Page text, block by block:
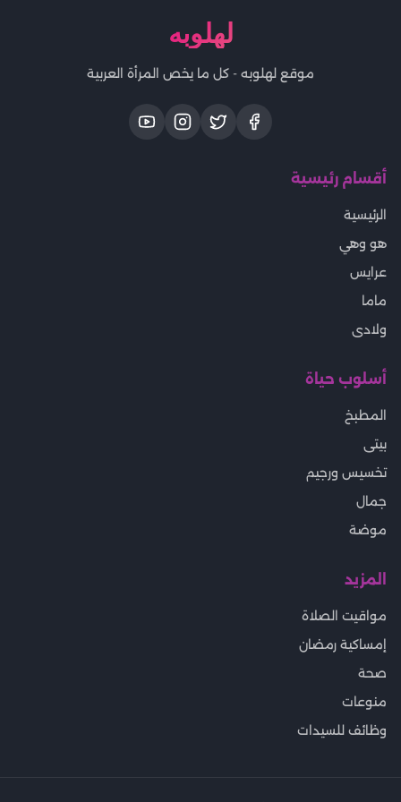
لهلوبه
موقع لهلوبه - كل ما يخص المرأة العربية
أقسام رئيسية
الرئيسية
هو وهي
عرايس
ماما
ولادى
أسلوب حياة
المطبخ
بيتى
تخسيس ورجيم
جمال
موضة
المزيد
مواقيت الصلاة
إمساكية رمضان
صحة
منوعات
وظائف للسيدات